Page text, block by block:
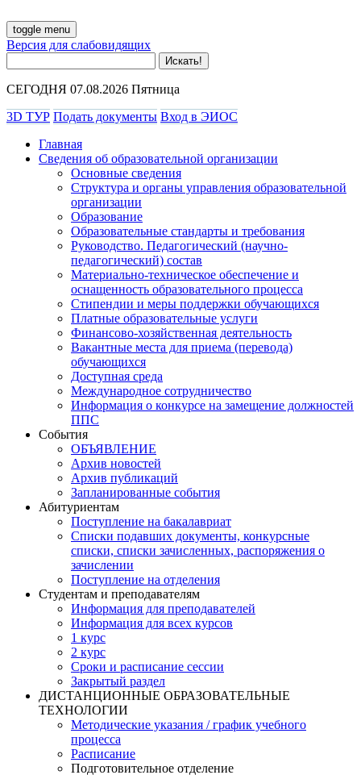
toggle menu
Версия для слабовидящих
СЕГОДНЯ 07.08.2026 Пятница
3D ТУР Подать документы Вход в ЭИОС
Главная
Сведения об образовательной организации
Основные сведения
Структура и органы управления образовательной
организации
Образование
Образовательные стандарты и требования
Руководство. Педагогический (научно-
педагогический) состав
Материально-техническое обеспечение и
оснащенность образовательного процесса
Стипендии и меры поддержки обучающихся
Платные образовательные услуги
Финансово-хозяйственная деятельность
Вакантные места для приема (перевода)
обучающихся
Доступная среда
Международное сотрудничество
Информация о конкурсе на замещение должностей
ППС
События
ОБЪЯВЛЕНИЕ
Архив новостей
Архив публикаций
Запланированные события
Абитуриентам
Поступление на бакалавриат
Списки подавших документы, конкурсные
списки, списки зачисленных, распоряжения о
зачислении
Поступление на отделения
Студентам и преподавателям
Информация для преподавателей
Информация для всех курсов
1 курс
2 курс
Сроки и расписание сессии
Закрытый раздел
ДИСТАНЦИОННЫЕ ОБРАЗОВАТЕЛЬНЫЕ
ТЕХНОЛОГИИ
Методические указания / график учебного
процесса
Расписание
Подготовительное отделение